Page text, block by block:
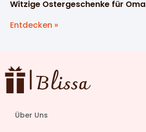
Witzige Ostergeschenke für Oma
Entdecken »
Über Uns